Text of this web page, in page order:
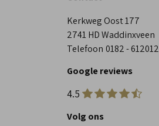
Kerkweg Oost 177
2741 HD Waddinxveen
Telefoon 0182 - 612012
Google reviews
4.5
Volg ons